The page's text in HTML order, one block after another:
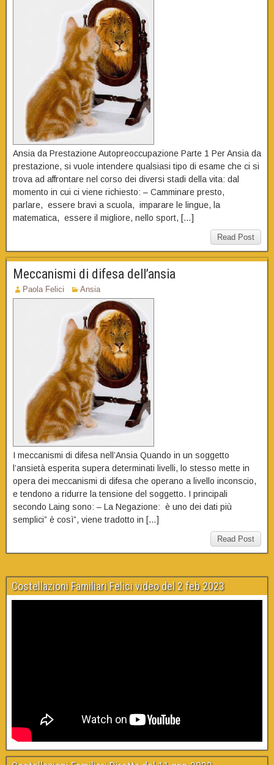
Ansia da Prestazione Autopreoccupazione Parte 1 Per Ansia da
prestazione, si vuole intendere qualsiasi tipo di esame che ci si
trova ad affrontare nel corso dei diversi stadi della vita: dal
momento in cui ci viene richiesto: – Camminare presto,
parlare, essere bravi a scuola, imparare le lingue, la
matematica, essere il migliore, nello sport, […]
Read Post
Meccanismi di difesa dell’ansia
Paola Felici Ansia
I meccanismi di difesa nell’Ansia Quando in un soggetto
l’ansietà esperita supera determinati livelli, lo stesso mette in
opera dei meccanismi di difesa che operano a livello inconscio,
e tendono a ridurre la tensione del soggetto. I principali
secondo Laing sono: – La Negazione: è uno dei dati più
semplici” è così”, viene tradotto in […]
Read Post
Costellazioni Familiari Felici video del 2 feb 2023